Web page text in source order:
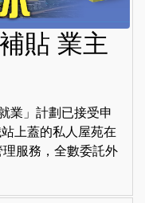
貼 業主
業」計劃已接受申
上蓋的私人屋苑在
服務，全數委託外